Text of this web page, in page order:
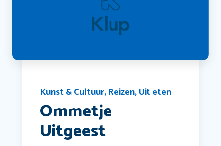
Kunst & Cultuur, Reizen,Uit eten
Ommetje
Uitgeest